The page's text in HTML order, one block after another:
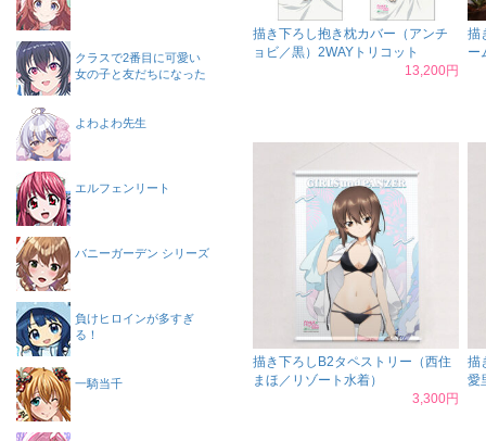
描き下ろし抱き枕カバー（アンチ
ョビ／黒）2WAYトリコット
13,200円
描
ー
描き下ろしB2タペストリー（西住
まほ／リゾート水着）
3,300円
描
愛
クラスで2番目に可愛い
女の子と友だちになった
よわよわ先生
エルフェンリート
バニーガーデン シリーズ
負けヒロインが多すぎ
る！
一騎当千